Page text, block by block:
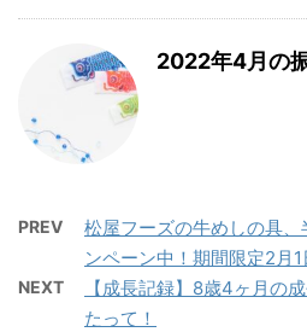
2022年4月の
PREV
松屋フーズの牛めしの具
ンペーン中！期間限定2月
NEXT
【成長記録】8歳4ヶ月の
たって！